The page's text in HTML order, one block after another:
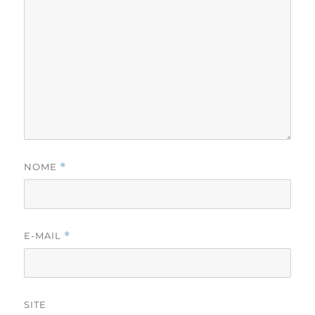
NOME *
E-MAIL *
SITE